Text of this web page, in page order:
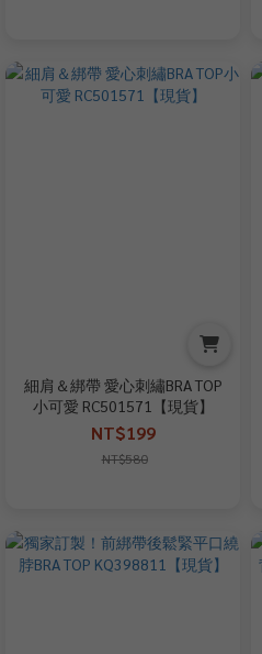
細肩＆綁帶 愛心刺繡BRA TOP
小可愛 RC501571【現貨】
NT$199
NT$580